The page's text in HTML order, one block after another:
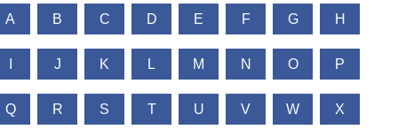
A B C D E F G H
J K L M N O P
Q R S T U V W X